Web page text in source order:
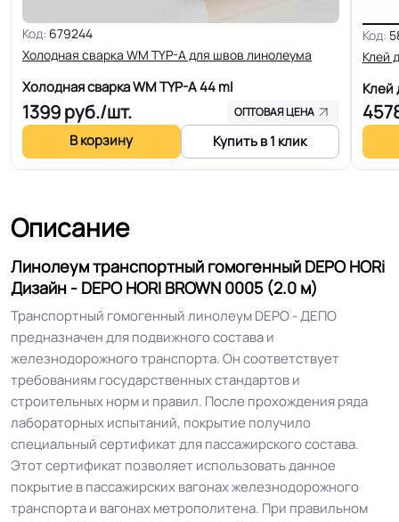
Класс горючести
КМ 2 по ФЗ 123 от 22.07.2008г, где
Класс 34/43 кл.
Группа истираемости Группа Т
коллекции
истирание
Защитный слой 2.00 мм (2000) мкм
Допуск изменения
рабочего слоя
+-10% мкм
Допуск изменения
линейных размеров
Код: 679244
Холодная сварка WM TYP-A для швов линолеума
Холодная сварка WM TYP-A44 ml
1399руб./шт. ОПТОВАЯ ЦЕНА
В корзину Купить в 1 клик
Код:
Клей
Клей
Описание
Линолеум транспортный гомогенный DEPO HORi
Дизайн - DEPO HORI BROWN 0005 (2.0 м)
Транспортный гомогенный линолеум DEPO - ДЕПО
предназначен для подвижного состава и
железнодорожного транспорта. Он соответствует
требованиям государственных стандартов и
строительных норм и правил. После прохождения ряда
лабораторных испытаний, покрытие получило
специальный сертификат для пассажирского состава.
Этот сертификат позволяет использовать данное
покрытие в пассажирских вагонах железнодорожного
транспорта и вагонах метрополитена. При правильном